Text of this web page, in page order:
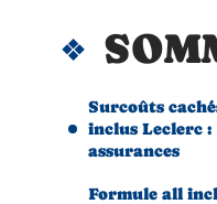
Surcoûts
inclus Leclerc :
assurances
Formule all